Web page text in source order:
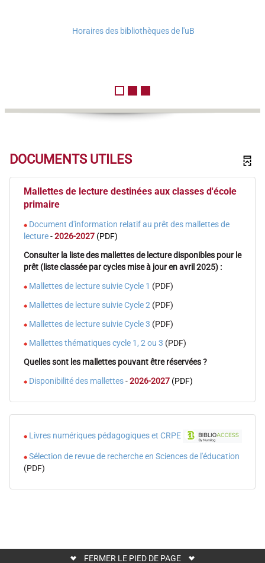
Horaires des bibliothèques de l'uB
MALETTES
LECTURE
Permanence
12h
juin
2026
août
2026
14
2026
novembre
2026
16
2026
DOCUMENTS UTILES
Mallettes de lecture destinées aux classes d'école
primaire
Document d'information relatif au prêt des mallettes de
lecture-2026-2027 (PDF)
Consulter la liste des mallettes de lecture disponibles pour le
prêt (liste classée par cycles mise à jour en avril 2025) :
Mallettes de lecture suivie Cycle 1 (PDF)
Mallettes de lecture suivie Cycle 2 (PDF)
Mallettes de lecture suivie Cycle 3 (PDF)
Mallettes thématiques cycle 1, 2 ou 3 (PDF)
Quelles sont les mallettes pouvant être réservées ?
Disponibilité des mallettes-2026-2027 (PDF)
Livres numériques pédagogiques et CRPE
Sélection de revue de recherche en Sciences de l'éducation
(PDF)
FERMER LE PIED DE PAGE